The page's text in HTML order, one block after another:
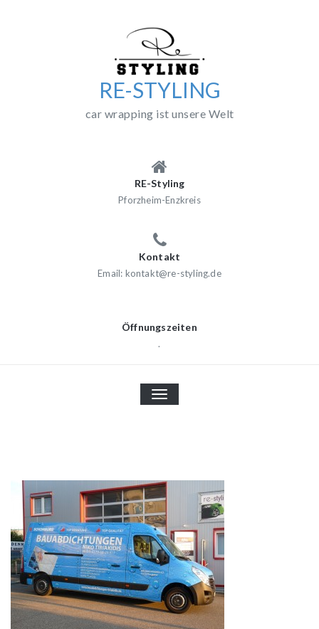
RE-STYLING
car wrapping ist unsere Welt
RE-Styling
Pforzheim-Enzkreis
Kontakt
Email: kontakt@re-styling.de
Öffnungszeiten
.
TOGGLE
NAVIGATION